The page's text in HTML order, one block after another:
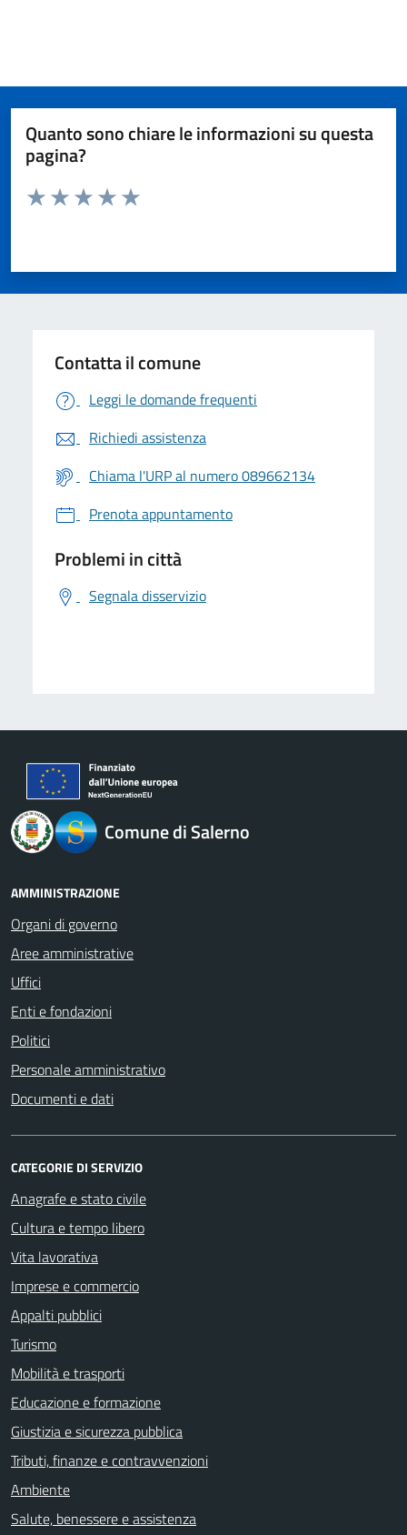
Quanto sono chiare le informazioni su questa
pagina?
Valuta da 1 a 5 stelle la pagina
Contatta il comune
Leggi le domande frequenti
Richiedi assistenza
Chiama l'URP al numero 089662134
Prenota appuntamento
Problemi in città
Segnala disservizio
logo Unione Europea
Comune di Salerno
AMMINISTRAZIONE
Organi di governo
Aree amministrative
Uffici
Enti e fondazioni
Politici
Personale amministrativo
Documenti e dati
CATEGORIE DI SERVIZIO
Anagrafe e stato civile
Cultura e tempo libero
Vita lavorativa
Imprese e commercio
Appalti pubblici
Turismo
Mobilità e trasporti
Educazione e formazione
Giustizia e sicurezza pubblica
Tributi, finanze e contravvenzioni
Ambiente
Salute, benessere e assistenza